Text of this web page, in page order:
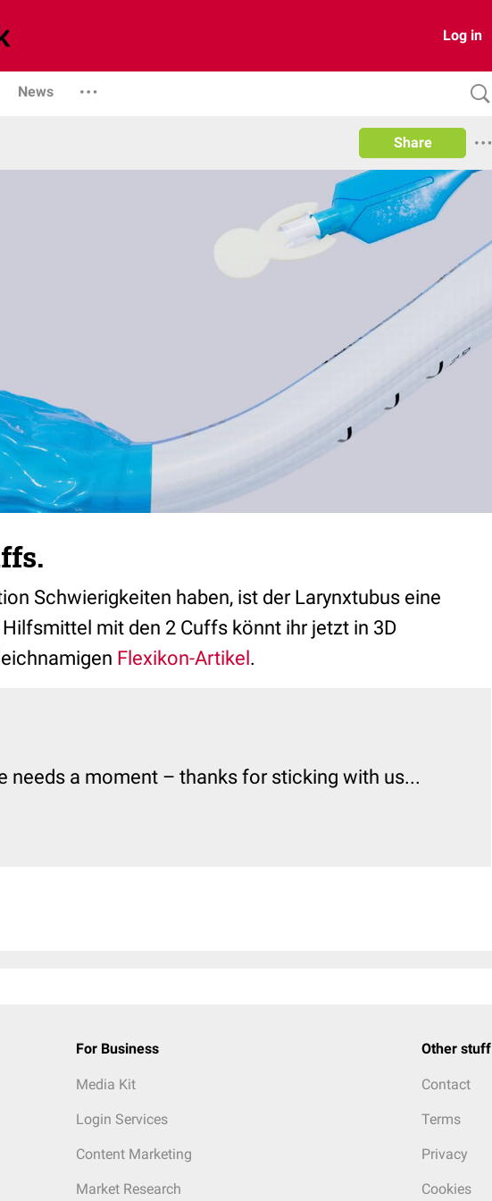
Log in
News
Share
Schwierigkeiten haben, ist der Larynxtubus eine
mit den 2 Cuffs könnt ihr jetzt in 3D
Flexikon-Artikel.
For Business
Media Kit
Login Services
Content Marketing
Market Research
Other stuff
Contact
Terms
Privacy
Cookies